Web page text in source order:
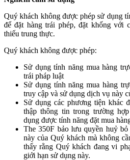
Quý khách không được phép sử dụng
để đặt hàng trái phép, đặt khống với
thiếu trung thực.
Quý khách không được phép:
Sử dụng tính năng mua hàng
trái pháp luật
Sử dụng tính năng mua hàng
truy cập và sử dụng dịch vụ này
Sử dụng các phương tiện khác
thập thông tin trong trường
dụng được tính năng đặt mua
The 350F bảo lưu quyền huỷ
này của Quý khách mà không
thấy rằng Quý khách đang vi
giới hạn sử dụng này.